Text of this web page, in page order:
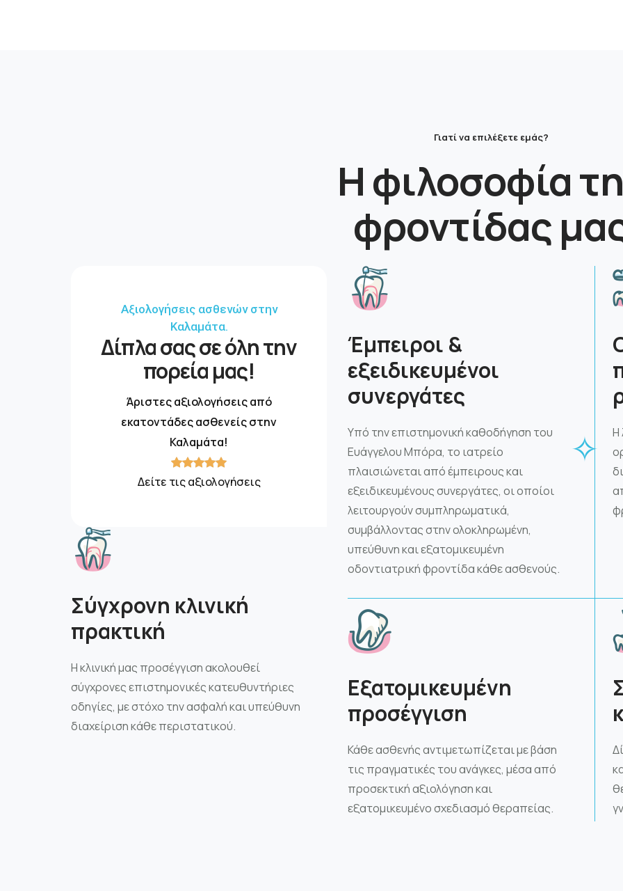
Γιατί να επιλέξετε εμάς?
Η φιλοσοφία
φροντίδας
Αξιολογήσεις ασθενών στην
Καλαμάτα.
Δίπλα σας σε όλη την
πορεία μας!
Άριστες αξιολογήσεις από
εκατοντάδες ασθενείς στην
Καλαμάτα!
Δείτε τις αξιολογήσεις
Σύγχρονη κλινική
πρακτική
Η κλινική μας προσέγγιση ακολουθεί
σύγχρονες επιστημονικές κατευθυντήριες
οδηγίες, με στόχο την ασφαλή και υπεύθυνη
διαχείριση κάθε περιστατικού.
Έμπειροι &
εξειδικευμένοι
συνεργάτες
Υπό την επιστημονική καθοδήγηση του
Ευάγγελου Μπόρα, το ιατρείο
πλαισιώνεται από έμπειρους και
εξειδικευμένους συνεργάτες, οι οποίοι
λειτουργούν συμπληρωματικά,
συμβάλλοντας στην ολοκληρωμένη,
υπεύθυνη και εξατομικευμένη
οδοντιατρική φροντίδα κάθε ασθενούς.
Η
Εξατομικευμένη
προσέγγιση
Κάθε ασθενής αντιμετωπίζεται με βάση
τις πραγματικές του ανάγκες, μέσα από
προσεκτική αξιολόγηση και
εξατομικευμένο σχεδιασμό θεραπείας.
✧